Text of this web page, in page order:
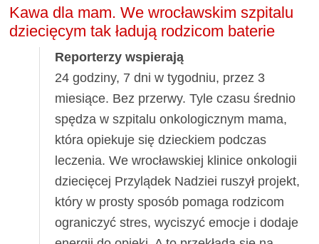
Kawa dla mam. We wrocławskim szpitalu
dziecięcym tak ładują rodzicom baterie
Reporterzy wspierają
24 godziny, 7 dni w tygodniu, przez 3
miesiące. Bez przerwy. Tyle czasu średnio
spędza w szpitalu onkologicznym mama,
która opiekuje się dzieckiem podczas
leczenia. We wrocławskiej klinice onkologii
dziecięcej Przylądek Nadziei ruszył projekt,
który w prosty sposób pomaga rodzicom
ograniczyć stres, wyciszyć emocje i dodaje